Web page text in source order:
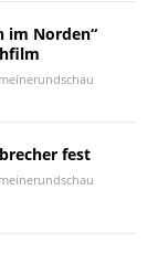
im Norden“
fest